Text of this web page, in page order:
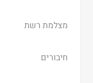
מצלמת רשת
חיבורים